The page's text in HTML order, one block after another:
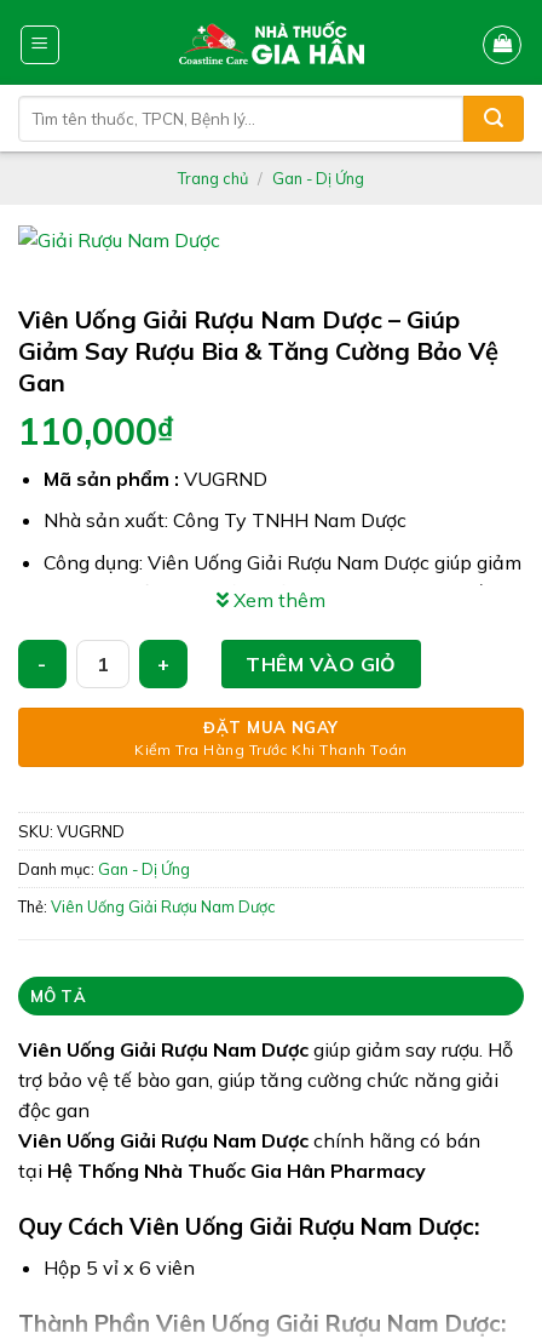
kiếm:
Trang chủ / Gan - Dị Ứng
Viên Uống Giải Rượu Nam Dược – Giúp
Giảm Say Rượu Bia & Tăng Cường Bảo Vệ
Gan
110,000₫
Mã sản phẩm : VUGRND
Nhà sản xuất: Công Ty TNHH Nam Dược
Công dụng: Viên Uống Giải Rượu Nam Dược giúp giảm
say rượu, giảm các triệu chứng khó chịu sau khi uống
dày, đường tiêu hóa. Hỗ trợ bảo vệ tế bào gan, giúp
tăng cường chức năng giải độc gan
Giấy phép: 34808/2017/ATTP-XNCB
Quy cách: Hộp 5 vỉ x 6 viên
Tình trạng hàng: Còn hàng
Xem thêm
Viên Uống Giải Rượu Nam Dược - Giúp Giảm Say Rượu Bia
THÊM VÀO GIỎ
ĐẶT MUA NGAY
Kiểm Tra Hàng Trước Khi Thanh Toán
SKU: VUGRND
Danh mục: Gan - Dị Ứng
Thẻ: Viên Uống Giải Rượu Nam Dược
MÔ TẢ
Viên Uống Giải Rượu Nam Dược giúp giảm say rượu. Hỗ
trợ bảo vệ tế bào gan, giúp tăng cường chức năng giải
độc gan
Viên Uống Giải Rượu Nam Dược chính hãng có bán
tại Hệ Thống Nhà Thuốc Gia Hân Pharmacy
Quy Cách Viên Uống Giải Rượu Nam Dược:
Hộp 5 vỉ x 6 viên
Thành Phần Viên Uống Giải Rượu Nam Dược: